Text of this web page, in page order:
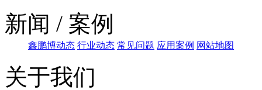
新闻 / 案例
鑫鹏博动态 行业动态 常见问题 应用案例 网站地图
关于我们